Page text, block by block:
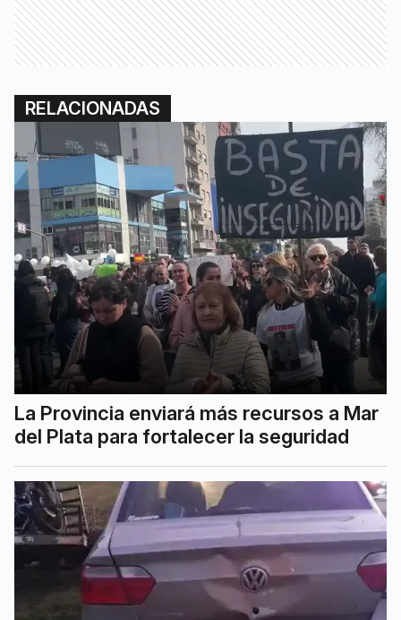
RELACIONADAS
La Provincia enviará más recursos a Mar
del Plata para fortalecer la seguridad